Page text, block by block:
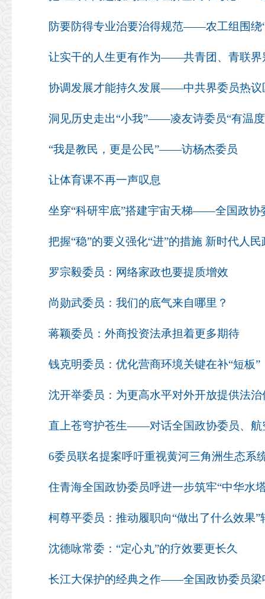
让实干的人生更有作为——共青团、青联界
协调发展才能持久发展——中共界委员热议
洞见历史走出“小我”——凌友诗委员“有温
“我是教民，更是公民”——访杨杰委员
让体育课不再一声叹息
把握“稳”的要义强化“进”的措施 新时代人
罗宗毅委员：网络家政也要提质增效
尚勋武委员：我们的底气来自哪里？
蒋颖委员：外商投资法承担着更多期待
钱克明委员：优化营商环境关键在补“短板”
沈开举委员：为更高水平对外开放提供法治
直上苍穹护苍生——对话全国政协委员、航
住青海全国政协委员呼进一步筑牢“中华水
柯尊平委员：推动履职向“做出了什么效果”
沈德咏常委：“定心丸”的疗效要更长久
长江大保护的经典之作——全国政协委员梁